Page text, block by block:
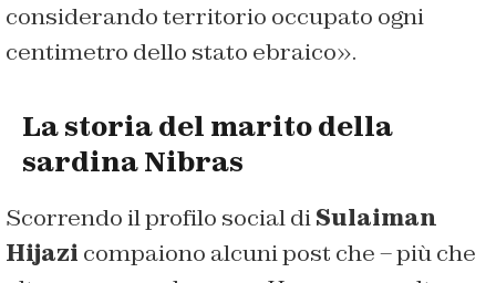
considerando territorio occupato ogni
centimetro dello stato ebraico».
La storia del marito della
sardina Nibras
Scorrendo il profilo social diSulaiman
Hijazi compaiono alcuni post che – più che